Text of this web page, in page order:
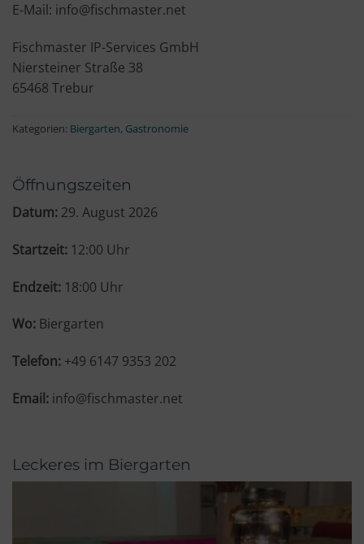
E-Mail: info@fischmaster.net
Fischmaster IP-Services GmbH
Niersteiner Straße 38
65468 Trebur
Kategorien: Biergarten, Gastronomie
Datum: 29. August 2026
Startzeit: 12:00 Uhr
Endzeit: 18:00 Uhr
Biergarten
Telefon: +49 6147 9353 202
Email: info@fischmaster.net
Leckeres im Biergarten